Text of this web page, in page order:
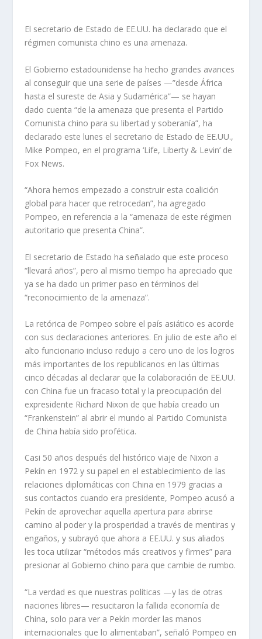
El secretario de Estado de EE.UU. ha declarado que el
régimen comunista chino es una amenaza.
El Gobierno estadounidense ha hecho grandes avances
al conseguir que una serie de países —”desde África
hasta el sureste de Asia y Sudamérica”— se hayan
dado cuenta “de la amenaza que presenta el Partido
Comunista chino para su libertad y soberanía”, ha
declarado este lunes el secretario de Estado de EE.UU.,
Mike Pompeo, en el programa ‘Life, Liberty & Levin’ de
Fox News.
“Ahora hemos empezado a construir esta coalición
global para hacer que retrocedan”, ha agregado
Pompeo, en referencia a la “amenaza de este régimen
autoritario que presenta China”.
El secretario de Estado ha señalado que este proceso
“llevará años”, pero al mismo tiempo ha apreciado que
ya se ha dado un primer paso en términos del
“reconocimiento de la amenaza”.
La retórica de Pompeo sobre el país asiático es acorde
con sus declaraciones anteriores. En julio de este año el
alto funcionario incluso redujo a cero uno de los logros
más importantes de los republicanos en las últimas
cinco décadas al declarar que la colaboración de EE.UU.
con China fue un fracaso total y la preocupación del
expresidente Richard Nixon de que había creado un
“Frankenstein” al abrir el mundo al Partido Comunista
de China había sido profética.
Casi 50 años después del histórico viaje de Nixon a
Pekín en 1972 y su papel en el establecimiento de las
relaciones diplomáticas con China en 1979 gracias a
sus contactos cuando era presidente, Pompeo acusó a
Pekín de aprovechar aquella apertura para abrirse
camino al poder y la prosperidad a través de mentiras y
engaños, y subrayó que ahora a EE.UU. y sus aliados
les toca utilizar “métodos más creativos y firmes” para
presionar al Gobierno chino para que cambie de rumbo.
“La verdad es que nuestras políticas —y las de otras
naciones libres— resucitaron la fallida economía de
China, solo para ver a Pekín morder las manos
internacionales que lo alimentaban”, señaló Pompeo en